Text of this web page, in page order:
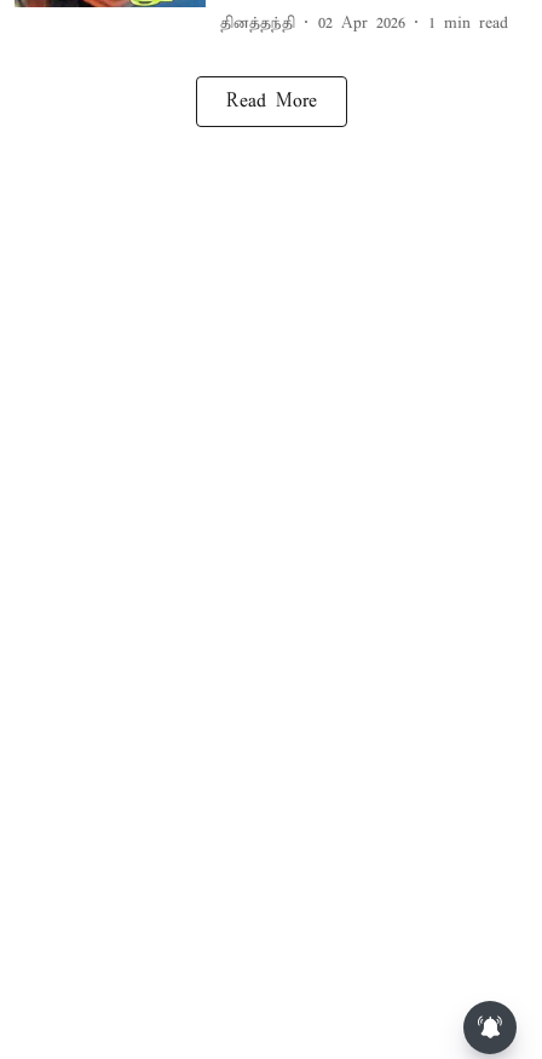
தினத்தந்தி 02 Apr 2026 1 min read
Read More